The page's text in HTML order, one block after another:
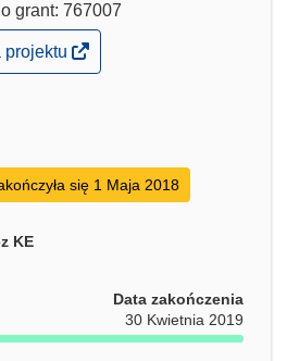
grant: 767007
projektu
się 1 Maja 2018
KE
Data zakończenia
30 Kwietnia 2019